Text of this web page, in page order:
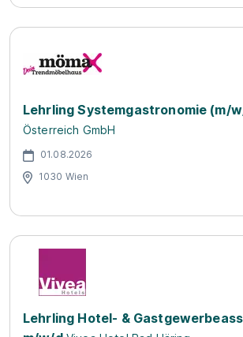
Lehrling Systemgastronomie (m/
Österreich GmbH
01.08.2026
1030 Wien
Lehrling Hotel- &